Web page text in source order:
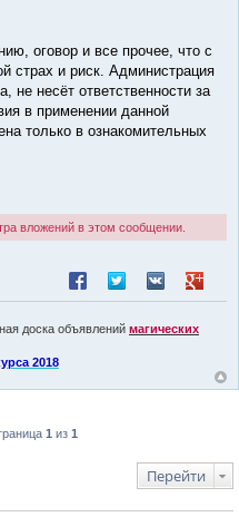
оговор и все прочее, что с
страх и риск. Администрация
не несёт ответственности за
в применении данной
только в ознакомительных
вложений в этом сообщении.
Поделиться в Facebook
Поделиться в
Поделиться
доска объявлений магических
2018
1 из 1
Перейти